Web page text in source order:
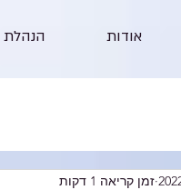
אודות
זמן קריאה 1 דקות